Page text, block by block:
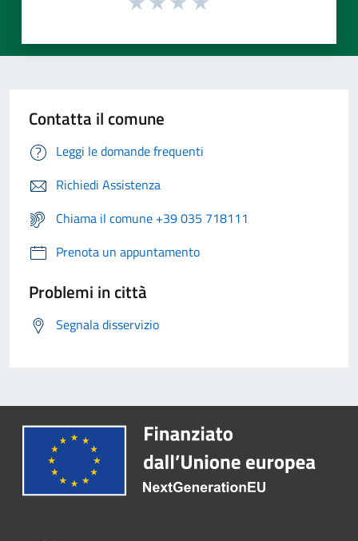
Contatta il comune
Leggi le domande frequenti
Richiedi Assistenza
Chiama il comune +39 035 718111
Prenota un appuntamento
Problemi in città
Segnala disservizio